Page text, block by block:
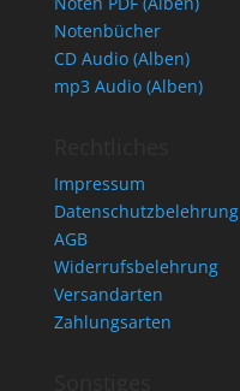
Notenbücher
CD Audio (Alben)
mp3 Audio (Alben)
Impressum
Datenschutzbelehrung
AGB
Widerrufsbelehrung
Versandarten
Zahlungsarten